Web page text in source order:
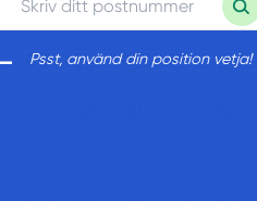
Psst, använd din position vetja!